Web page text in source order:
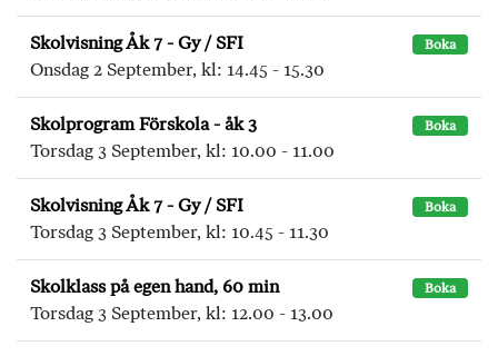
Skolvisning Åk 7 - Gy / SFI Boka
Onsdag 2 September, kl: 14.45 - 15.30
Skolprogram Förskola - åk 3 Boka
Torsdag 3 September, kl: 10.00 - 11.00
Skolvisning Åk 7 - Gy / SFI Boka
Torsdag 3 September, kl: 10.45 - 11.30
Skolklass på egen hand, 60 min Boka
Torsdag 3 September, kl: 12.00 - 13.00